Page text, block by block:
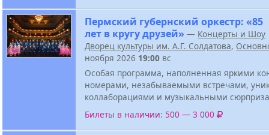
Пермский губернский оркестр: «85
лет в кругу друзей» — Концерты и Шоу
Дворец культуры им. А.Г. Солдатова,
ноября 2026 19:00 вс
Особая программа, наполненная яркими
номерами, незабываемыми встречами,
коллаборациями и музыкальными
Билеты в наличии: 500 — 3 000